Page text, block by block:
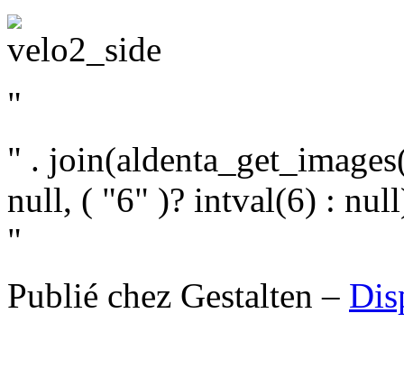
"
" .
null, ( "6" )? intval(6) :
"
Publié chez Gestalten –